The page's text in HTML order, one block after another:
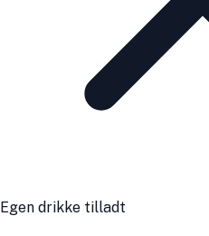
Egen drikke tilladt